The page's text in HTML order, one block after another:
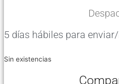
5 días hábiles para
Sin existencias